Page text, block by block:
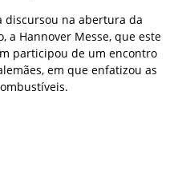
discursou na abertura da
Hannover Messe, que este
participou de um encontro
em que enfatizou as